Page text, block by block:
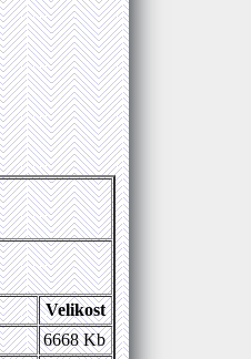
Velikost
6668 Kb